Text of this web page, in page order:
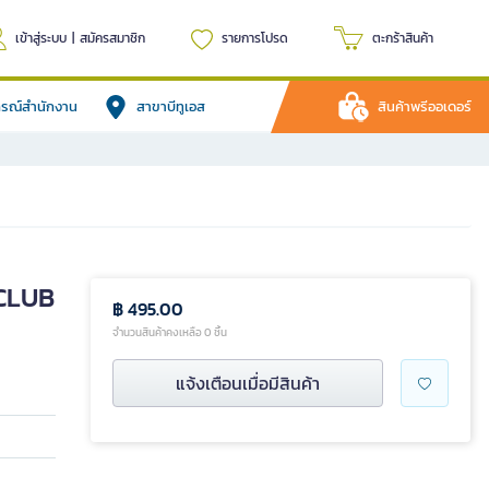
เข้าสู่ระบบ | สมัครสมาชิก รายการโปรด ตะกร้าสินค้า
รณ์สำนักงาน สาขาบีทูเอส สินค้าพรีออเดอร์
฿ 495.00
จำนวนสินค้าคงเหลือ 0 ชิ้น
แจ้งเตือนเมื่อมีสินค้า